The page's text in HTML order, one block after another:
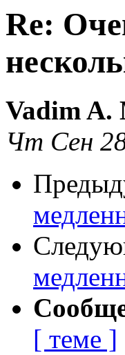
Re:
Vadim A.
Чт Сен
[ теме ]